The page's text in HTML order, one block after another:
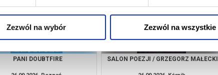
Zezwól na wybór Zezwól na wszystkie
PANI DOUBTFIRE SALON POEZJI / GRZEGORZ MAŁECKI